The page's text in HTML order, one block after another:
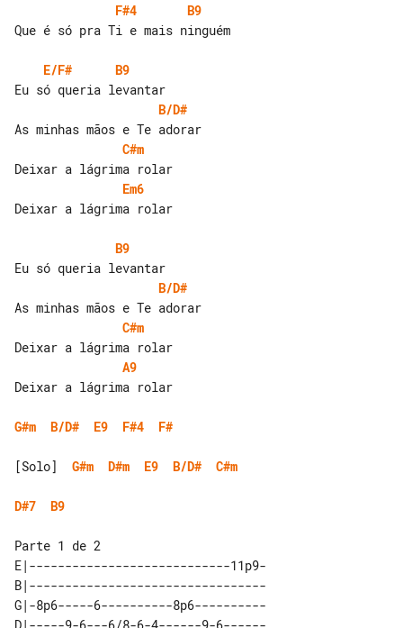
F#4
B9
Que é só pra Ti e mais ninguém
E/F#
B9
B/D#
C#m
Em6
Deixar a lágrima rolar
B9
B/D#
C#m
A9
Deixar a lágrima rolar
G#m B/D# E9 F#4 F#
[Solo] G#m D#m E9 B/D# C#m
D#7 B9
E|----------------------------11p9-
B|---------------------------------
G|-8p6-----6----------8p6----------